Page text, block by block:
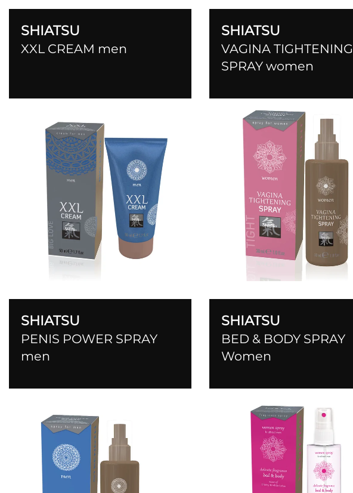
SHIATSU
XXL CREAM men
SHIATSU
VAGINA TIGHTENING
SPRAY women
SHIATSU
PENIS POWER SPRAY
men
SHIATSU
BED & BODY SPRAY
Women